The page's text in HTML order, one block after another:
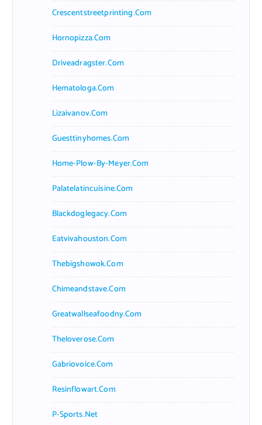
Crescentstreetprinting.com
Hornopizza.com
Driveadragster.com
Hematologa.com
Lizaivanov.com
Guesttinyhomes.com
Home-Plow-By-Meyer.com
Palatelatincuisine.com
Blackdoglegacy.com
Eatvivahouston.com
Thebigshowok.com
Chimeandstave.com
Greatwallseafoodny.com
Theloverose.com
Gabriovoice.com
Resinflowart.com
P-Sports.net